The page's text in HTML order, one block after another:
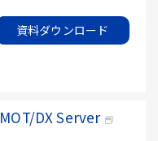
資料ダウンロード
MOT/DX Server